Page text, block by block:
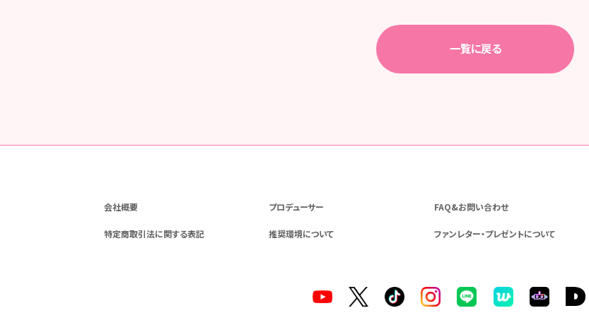
一覧に戻る
会社概要 プロデューサー FAQ&お問い合わせ
特定商取引法に関する表記 推奨環境について ファンレター・プレゼントについて